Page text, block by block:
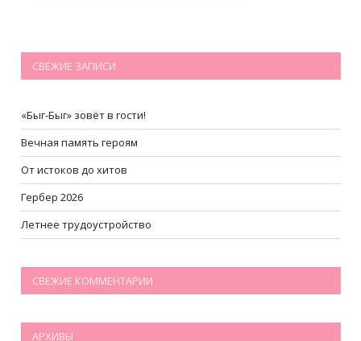
СВЕЖИЕ ЗАПИСИ
«Быг-Быг» зовёт в гости!
Вечная память героям
От истоков до хитов
Гербер 2026
Летнее трудоустройство
СВЕЖИЕ КОММЕНТАРИИ
АРХИВЫ